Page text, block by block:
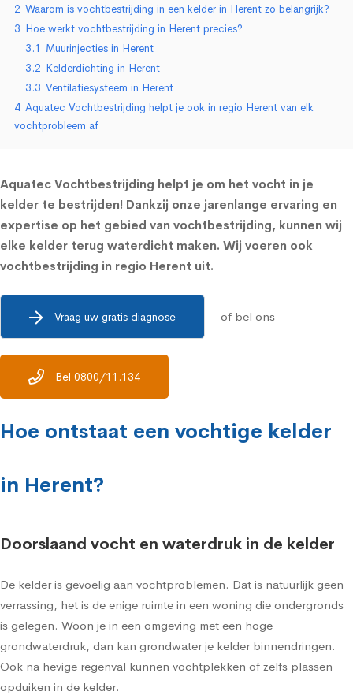
2 Waarom is vochtbestrijding in een kelder in Herent zo belangrijk?
3 Hoe werkt vochtbestrijding in Herent precies?
3.1 Muurinjecties in Herent
3.2 Kelderdichting in Herent
3.3 Ventilatiesysteem in Herent
4 Aquatec Vochtbestrijding helpt je ook in regio Herent van elk
vochtprobleem af
Aquatec Vochtbestrijding helpt je om het vocht in je
kelder te bestrijden! Dankzij onze jarenlange ervaring en
expertise op het gebied van vochtbestrijding, kunnen wij
elke kelder terug waterdicht maken. Wij voeren ook
vochtbestrijding in regio Herent uit.
Vraag uw gratis diagnose of bel ons
Bel 0800/11.134
Hoe ontstaat een vochtige kelder
in Herent?
Doorslaand vocht en waterdruk in de kelder
De kelder is gevoelig aan vochtproblemen. Dat is natuurlijk geen
verrassing, het is de enige ruimte in een woning die ondergronds
is gelegen. Woon je in een omgeving met een hoge
grondwaterdruk, dan kan grondwater je kelder binnendringen.
Ook na hevige regenval kunnen vochtplekken of zelfs plassen
opduiken in de kelder.